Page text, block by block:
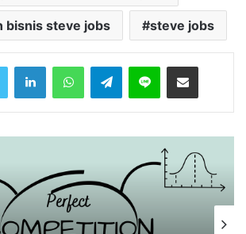
bisnis steve jobs steve jobs
Telegram